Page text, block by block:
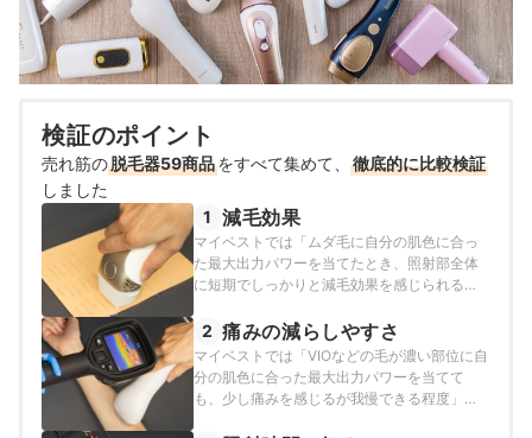
検証のポイント
売れ筋の脱毛器59商品をすべて集めて、
徹底的に比較検証
しました
1 減毛効果
マイベストでは「ムダ毛に自分の肌色に合っ
た最大出力パワーを当てたとき、照射部全体
に短期でしっかりと減毛効果を感じられる程
し、以下の方法で検証を行いました。なお、
本検証時に毛がダメージを受けることを減毛
効果としています。
2 痛みの減らしやすさ
マイベストでは「VIOなどの毛が濃い部位に自
分の肌色に合った最大出力パワーを当てて
も、少し痛みを感じるが我慢できる程度」の